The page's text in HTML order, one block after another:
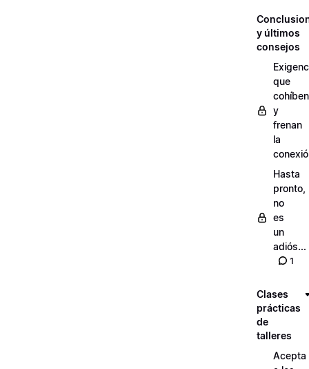
y últimos
consejos
que
cohíben
y
frenan
la
Hasta
pronto,
no
es
un
adiós...
1
Clases
prácticas
de
talleres
Acepta